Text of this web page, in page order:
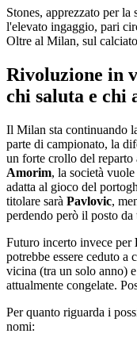
Stones, apprezzato per
l'elevato ingaggio, pari
Oltre al Milan, sul
Rivoluzione in
chi saluta e chi
Il Milan sta continuando
parte di campionato, la
un forte crollo del
Amorim, la società
adatta al gioco del
titolare sarà Pavlovic,
perdendo però il posto da
Futuro incerto invece per
potrebbe essere ceduto a
vicina (tra un solo anno)
attualmente congelate.
Per quanto riguarda i
nomi: